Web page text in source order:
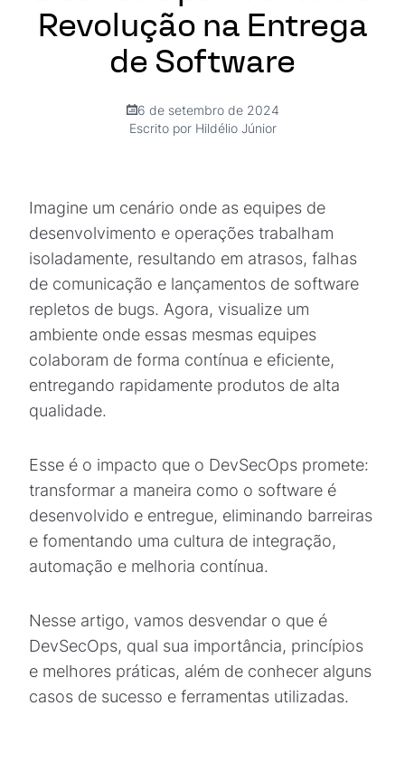
Revolução na Entrega
de Software
6 de setembro de 2024
Escrito por Hildélio Júnior
Imagine um cenário onde as equipes de
desenvolvimento e operações trabalham
isoladamente, resultando em atrasos, falhas
de comunicação e lançamentos de software
repletos de bugs. Agora, visualize um
ambiente onde essas mesmas equipes
colaboram de forma contínua e eficiente,
entregando rapidamente produtos de alta
qualidade.
Esse é o impacto que o DevSecOps promete:
transformar a maneira como o software é
desenvolvido e entregue, eliminando barreiras
e fomentando uma cultura de integração,
automação e melhoria contínua.
Nesse artigo, vamos desvendar o que é
DevSecOps, qual sua importância, princípios
e melhores práticas, além de conhecer alguns
casos de sucesso e ferramentas utilizadas.